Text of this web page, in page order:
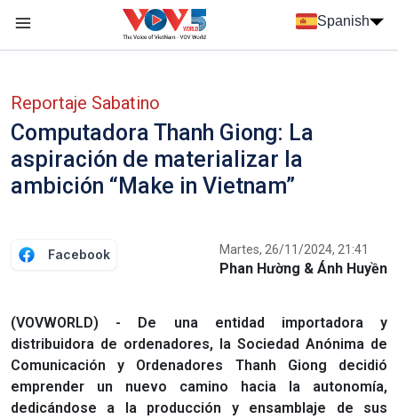
Spanish
Reportaje Sabatino
Computadora Thanh Giong: La
aspiración de materializar la
ambición “Make in Vietnam”
Facebook Martes, 26/11/2024, 21:41
Phan Hường & Ánh Huyền
(VOVWORLD) - De una entidad importadora y
distribuidora de ordenadores, la Sociedad Anónima de
Comunicación y Ordenadores Thanh Giong decidió
emprender un nuevo camino hacia la autonomía,
dedicándose a la producción y ensamblaje de sus